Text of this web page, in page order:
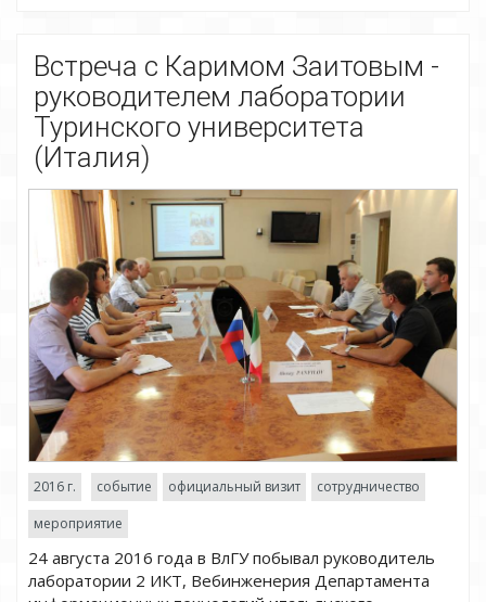
Встреча с Каримом Заитовым -
руководителем лаборатории
Туринского университета
(Италия)
2016 г. событие официальный визит
сотрудничество
мероприятие
24 августа 2016 года в ВлГУ побывал руководитель
лаборатории 2 ИКТ, Вебинженерия Департамента